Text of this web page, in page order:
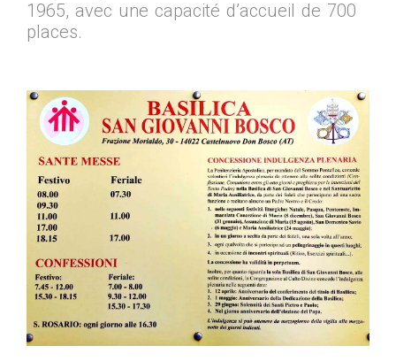
1965, avec une capacité d’accueil de 700
places.